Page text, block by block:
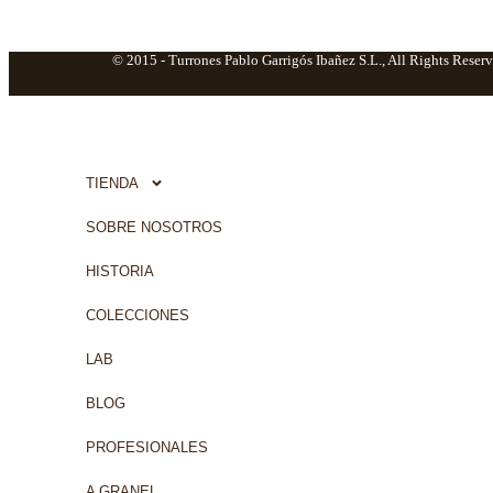
© 2015 - Turrones Pablo Garrigós Ibañez S.L., All Rights
TIENDA
SOBRE NOSOTROS
HISTORIA
COLECCIONES
LAB
BLOG
PROFESIONALES